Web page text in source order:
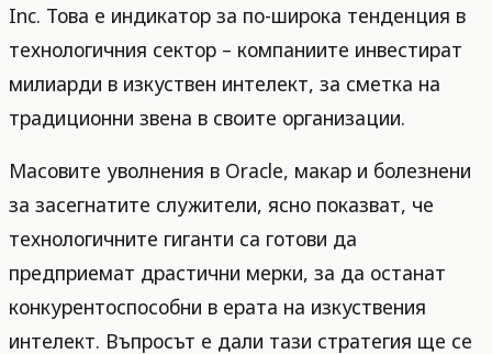
Inc. Това е индикатор за по-широка тенденция в
технологичния сектор – компаниите инвестират
милиарди в изкуствен интелект, за сметка на
традиционни звена в своите организации.
Масовите уволнения в Oracle, макар и болезнени
за засегнатите служители, ясно показват, че
технологичните гиганти са готови да
предприемат драстични мерки, за да останат
конкурентоспособни в ерата на изкуствения
интелект. Въпросът е дали тази стратегия ще се